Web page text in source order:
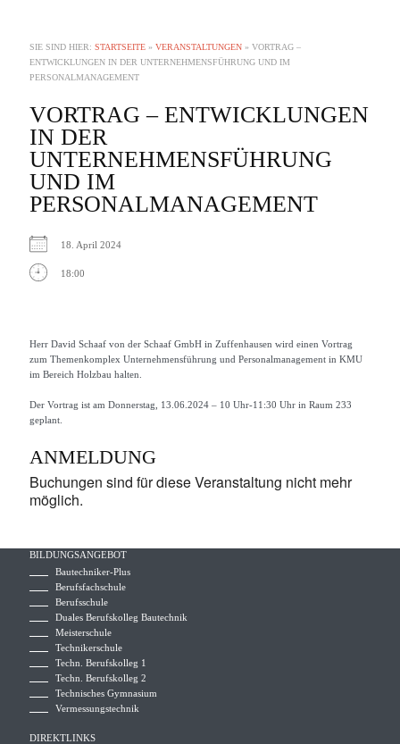
SIE SIND HIER:STARTSEITE »VERANSTALTUNGEN »VORTRAG –
ENTWICKLUNGEN IN DER UNTERNEHMENSFÜHRUNG UND IM
PERSONALMANAGEMENT
VORTRAG – ENTWICKLUNGEN
IN DER
UNTERNEHMENSFÜHRUNG
UND IM
PERSONALMANAGEMENT
18. April 2024
18:00
Herr David Schaaf von der Schaaf GmbH in Zuffenhausen wird einen Vortrag
zum Themenkomplex Unternehmensführung und Personalmanagement in KMU
im Bereich Holzbau halten.
Der Vortrag ist am Donnerstag, 13.06.2024 – 10 Uhr-11:30 Uhr in Raum 233
geplant.
ANMELDUNG
Buchungen sind für diese Veranstaltung nicht mehr
möglich.
BILDUNGSANGEBOT
Bautechniker-Plus
Berufsfachschule
Berufsschule
Duales Berufskolleg Bautechnik
Meisterschule
Technikerschule
Techn. Berufskolleg 1
Techn. Berufskolleg 2
Technisches Gymnasium
Vermessungstechnik
DIREKTLINKS